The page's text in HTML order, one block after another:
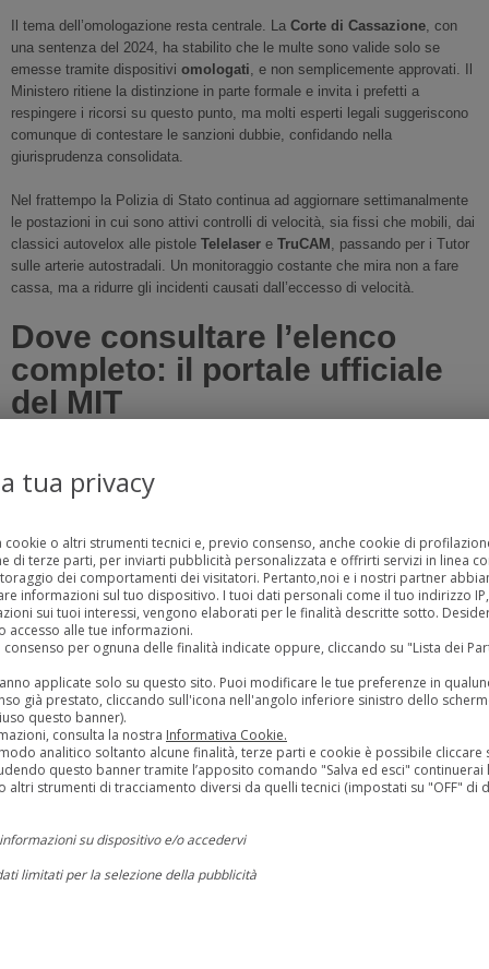
Il tema dell’omologazione resta centrale. La Corte di Cassazione, con
una sentenza del 2024, ha stabilito che le multe sono valide solo se
emesse tramite dispositivi omologati, e non semplicemente approvati. Il
Ministero ritiene la distinzione in parte formale e invita i prefetti a
respingere i ricorsi su questo punto, ma molti esperti legali suggeriscono
comunque di contestare le sanzioni dubbie, confidando nella
giurisprudenza consolidata.
Nel frattempo la Polizia di Stato continua ad aggiornare settimanalmente
le postazioni in cui sono attivi controlli di velocità, sia fissi che mobili, dai
classici autovelox alle pistole Telelaser e TruCAM , passando per i Tutor
sulle arterie autostradali. Un monitoraggio costante che mira non a fare
cassa, ma a ridurre gli incidenti causati dall’eccesso di velocità.
Dove consultare l’elenco
completo: il portale ufficiale
del MIT
momento il database ufficiale del MIT all’indirizzo:
https://velox.mit.gov.it/dispositivi
È uno strumento pensato per tutelare i cittadini, garantire uniformità nei
controlli e mettere definitivamente fine ai dubbi sulla regolarità dei
dispositivi.
La trasparenza, questa volta, passa davvero per il digitale.
L’articoloAutovelox, pubblicato l’elenco ufficiale dei dispositivi autorizzati:
ecco dove sono attiviproviene da Panorama-auto.it.
Fonte:
tua privacy
cookie o altri strumenti tecnici e, previo consenso, anche cookie di
di terze parti, per inviarti pubblicità personalizzata e offrirti servizi in linea
dei comportamenti dei visitatori. Pertanto,noi e i nostri partner
informazioni sul tuo dispositivo. I tuoi dati personali come il tuo indirizzo
sui tuoi interessi, vengono elaborati per le finalità descritte sotto.
accesso alle tue informazioni.
consenso per ognuna delle finalità indicate oppure, cliccando su "Lista dei
applicate solo su questo sito. Puoi modificare le tue preferenze in
già prestato, cliccando sull'icona nell'angolo inferiore sinistro dello
questo banner).
consulta la nostra Informativa Cookie.
analitico soltanto alcune finalità, terze parti e cookie è possibile cliccare
questo banner tramite l’apposito comando "Salva ed esci"
altri strumenti di tracciamento diversi da quelli tecnici (impostati su "OFF" di
su dispositivo e/o accedervi
limitati per la selezione della pubblicità